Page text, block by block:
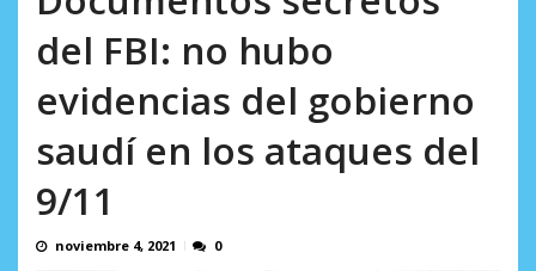
del FBI: no hubo
evidencias del gobierno
saudí en los ataques del
9/11
noviembre 4, 2021 0